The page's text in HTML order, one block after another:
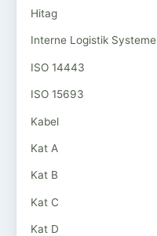
Hitag
Interne Logistik Systeme
ISO 14443
ISO 15693
Kabel
Kat A
Kat B
Kat C
Kat D